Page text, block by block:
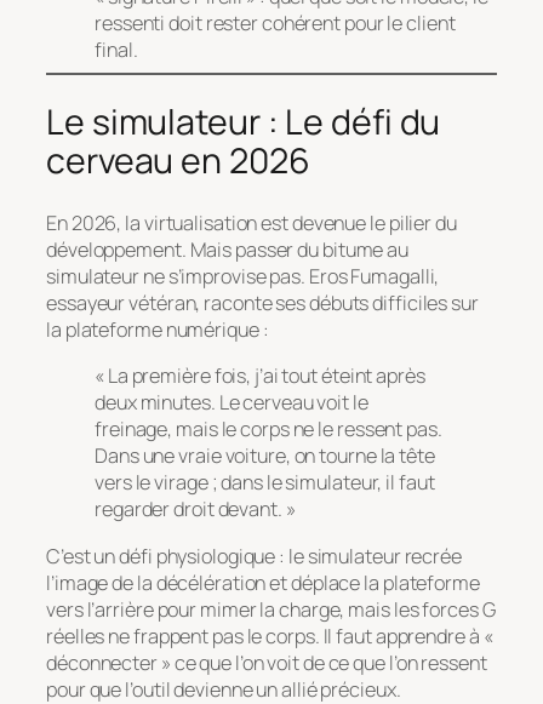
ressenti doit rester cohérent pour le client
final.
Le simulateur : Le défi du
cerveau en 2026
En 2026, la virtualisation est devenue le pilier du
développement. Mais passer du bitume au
simulateur ne s’improvise pas. Eros Fumagalli,
essayeur vétéran, raconte ses débuts difficiles sur
la plateforme numérique :
« La première fois, j’ai tout éteint après
deux minutes. Le cerveau voit le
freinage, mais le corps ne le ressent pas.
Dans une vraie voiture, on tourne la tête
vers le virage ; dans le simulateur, il faut
regarder droit devant. »
C’est un défi physiologique : le simulateur recrée
l’image de la décélération et déplace la plateforme
vers l’arrière pour mimer la charge, mais les forces G
réelles ne frappent pas le corps. Il faut apprendre à «
déconnecter » ce que l’on voit de ce que l’on ressent
pour que l’outil devienne un allié précieux.